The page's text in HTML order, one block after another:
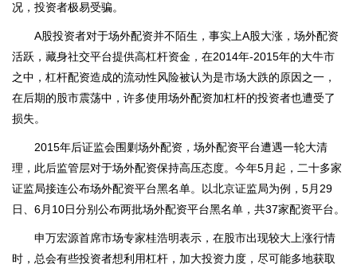
况，投资者极易受骗。
A股投资者对于场外配资并不陌生，事实上A股大涨，场外配资
活跃，藏身社交平台提供高杠杆资金，在2014年-2015年的大牛市
之中，杠杆配资造成的流动性风险被认为是市场大跌的原因之一，
在后期的股市震荡中，许多使用场外配资加杠杆的投资者也遭受了
损失。
2015年后证监会围剿场外配资，场外配资平台遭遇一轮大清
理，此后监管层对于场外配资保持高压态度。今年5月起，二十多家
证监局接连公布场外配资平台黑名单。以北京证监局为例，5月29
日、6月10日分别公布两批场外配资平台黑名单，共37家配资平台。
申万宏源首席市场专家桂浩明表示，在股市出现较大上涨行情
时，总会有些投资者想利用杠杆，加大投资力度，尽可能多地获取